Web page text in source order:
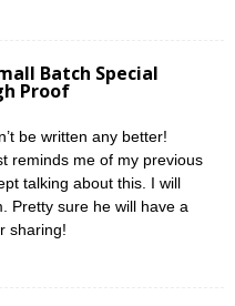
Batch Special
Proof
be written any better!
reminds me of my previous
talking about this. I will
Pretty sure he will have a
sharing!